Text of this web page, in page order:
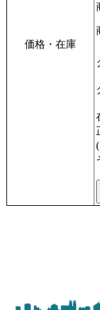
価格・在庫